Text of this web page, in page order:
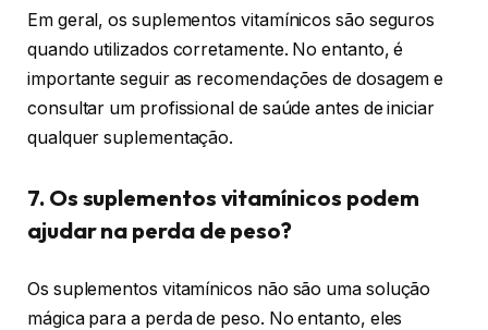
Em geral, os suplementos vitamínicos são seguros
quando utilizados corretamente. No entanto, é
importante seguir as recomendações de dosagem e
consultar um profissional de saúde antes de iniciar
qualquer suplementação.
7. Os suplementos vitamínicos podem
ajudar na perda de peso?
Os suplementos vitamínicos não são uma solução
mágica para a perda de peso. No entanto, eles